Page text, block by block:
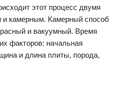
этот процесс двумя
и камерным. Камерный способ
и вакуумный. Время
факторов: начальная
и длина плиты, порода,